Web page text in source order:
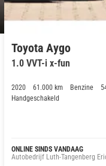
Toyota Aygo
1.0 VVT-i x-fun
2020 61.000 km Benzine
Handgeschakeld
ONLINE SINDS VANDAAG
Autobedrijf Luth-Tangenberg